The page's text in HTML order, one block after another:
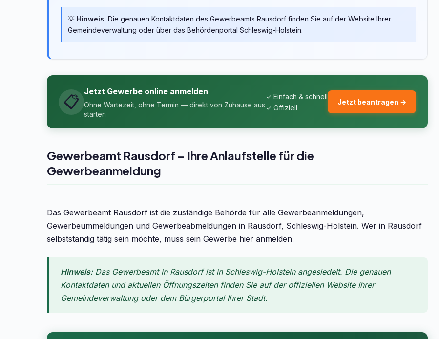
💡 Hinweis: Die genauen Kontaktdaten des Gewerbeamts Rausdorf finden Sie auf der Website Ihrer
Gemeindeverwaltung oder über das Behördenportal Schleswig-Holstein.
📋
Jetzt Gewerbe online anmelden
Ohne Wartezeit, ohne Termin — direkt von Zuhause aus
starten
✓ Einfach & schnell
✓ Offiziell
Jetzt beantragen →
Gewerbeamt Rausdorf – Ihre Anlaufstelle für die
Gewerbeanmeldung
Das Gewerbeamt Rausdorf ist die zuständige Behörde für alle Gewerbeanmeldungen,
Gewerbeummeldungen und Gewerbeabmeldungen in Rausdorf, Schleswig-Holstein. Wer in Rausdorf
selbstständig tätig sein möchte, muss sein Gewerbe hier anmelden.
Hinweis:Das Gewerbeamt in Rausdorf ist in Schleswig-Holstein angesiedelt. Die genauen
Kontaktdaten und aktuellen Öffnungszeiten finden Sie auf der offiziellen Website Ihrer
Gemeindeverwaltung oder dem Bürgerportal Ihrer Stadt.